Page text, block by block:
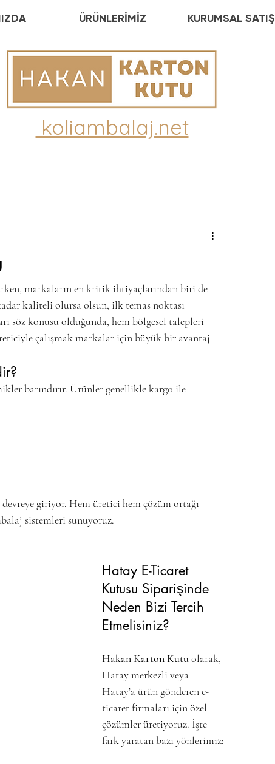
ÜRÜNLERİMİZ KURUMSAL SATIŞ
koliambalaj.net
markaların en kritik ihtiyaçlarından biri de
kaliteli olursa olsun, ilk temas noktası
söz konusu olduğunda, hem bölgesel talepleri
çalışmak markalar için büyük bir avantaj
barındırır. Ürünler genellikle kargo ile
giriyor. Hem üretici hem çözüm ortağı
sistemleri sunuyoruz.
Hatay E-Ticaret
Kutusu Siparişinde
Neden Bizi Tercih
Etmelisiniz?
Hakan Karton Kutu olarak,
Hatay merkezli veya
Hatay’a ürün gönderen e-
ticaret firmaları için özel
çözümler üretiyoruz. İşte
fark yaratan bazı yönlerimiz: